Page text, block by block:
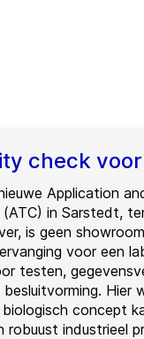
check
Application
in Sarstedt,
is geen
voor een
testen,
besluitvorming. Hier
concept
robuust industrieel